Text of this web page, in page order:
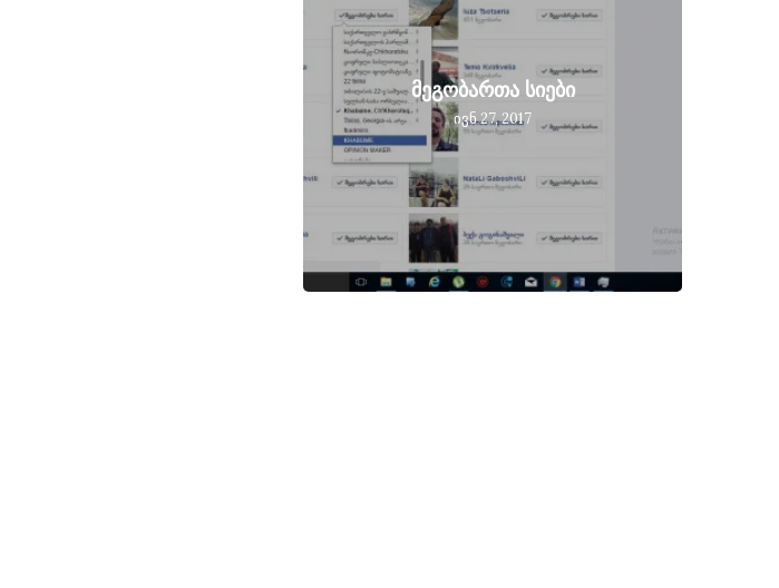
მეგობართა სიები
ივნ 27, 2017